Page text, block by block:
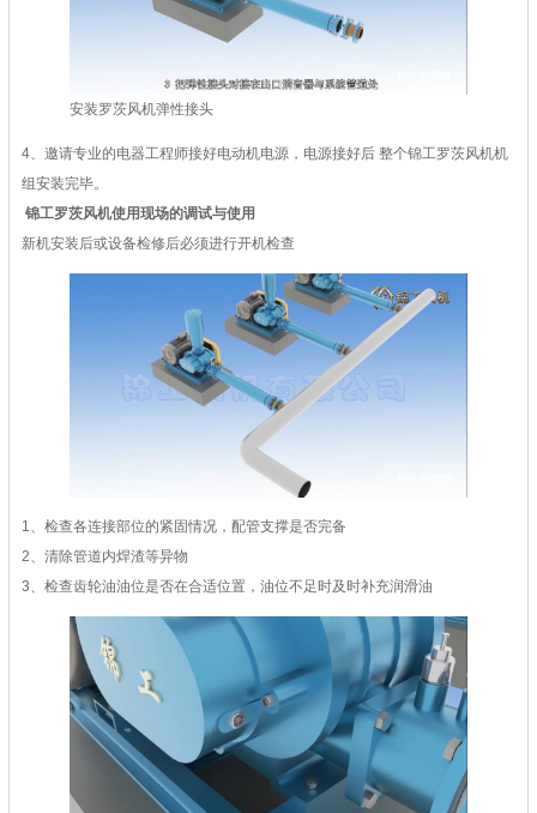
安装罗茨风机弹性接头
4、邀请专业的电器工程师接好电动机电源，电源接好后 整个锦工罗茨风机机
组安装完毕。
锦工罗茨风机使用现场的调试与使用
新机安装后或设备检修后必须进行开机检查
1、检查各连接部位的紧固情况，配管支撑是否完备
2、清除管道内焊渣等异物
3、检查齿轮油油位是否在合适位置，油位不足时及时补充润滑油